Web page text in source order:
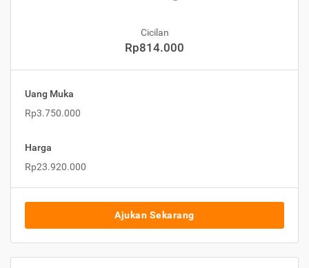
Cicilan
Rp814.000
Uang Muka
Rp3.750.000
Harga
Rp23.920.000
Ajukan Sekarang